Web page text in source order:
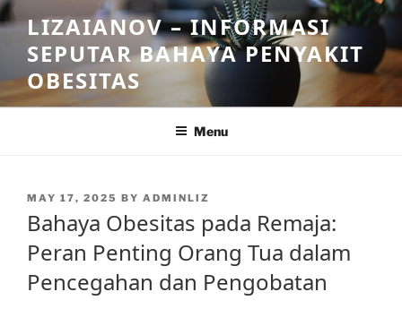
Skip
to
content
LIZAIANOV – INFORMASI
SEPUTAR BAHAYA PENYAKIT
OBESITAS
Menu
POSTED
MAY 17, 2025 BY ADMINLIZ
Bahaya Obesitas pada Remaja:
Peran Penting Orang Tua dalam
Pencegahan dan Pengobatan